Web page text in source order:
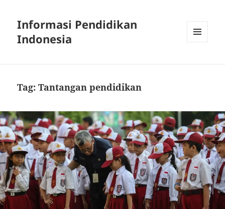
Informasi Pendidikan
Indonesia
Tag:Tantangan pendidikan